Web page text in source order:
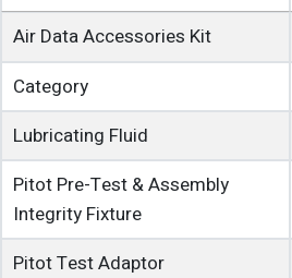
Air Data Accessories Kit
Category
Lubricating Fluid
Pitot Pre-Test & Assembly
Integrity Fixture
Pitot Test Adaptor